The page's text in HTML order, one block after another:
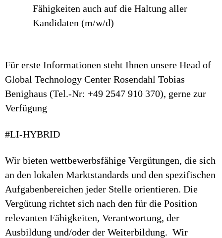
Fähigkeiten auch auf die Haltung aller
Kandidaten (m/w/d)
Für erste Informationen steht Ihnen unsere Head of
Global Technology Center Rosendahl Tobias
Benighaus (Tel.-Nr: +49 2547 910 370), gerne zur
Verfügung
#LI-HYBRID
Wir bieten wettbewerbsfähige Vergütungen, die sich
an den lokalen Marktstandards und den spezifischen
Aufgabenbereichen jeder Stelle orientieren. Die
Vergütung richtet sich nach den für die Position
relevanten Fähigkeiten, Verantwortung, der
Ausbildung und/oder der Weiterbildung. Wir